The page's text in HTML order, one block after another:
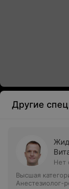
Другие
Нет
Высшая
Анестезиолог-